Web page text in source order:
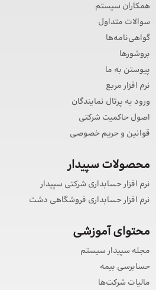
همکاران سیستم
سوالات متداول
گواهی‌نامه‌ها
بروشورها
پیوستن به ما
نرم افزار مربع
ورود به پرتال نمایندگان
اصول حاکمیت شرکتی
قوانین و حریم خصوصی
محصولات سپیدار
نرم افزار حسابداری شرکتی سپیدار
نرم افزار حسابداری فروشگاهی دشت
محتوای آموزشی
مجله سپیدار سیستم
حسابرسی بیمه
مالیات شرکت‌ها